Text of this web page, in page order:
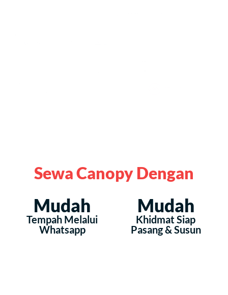
Sewa Canopy Dengan
Mudah
Tempah Melalui
Whatsapp
Mudah
Khidmat Siap
Pasang & Susun